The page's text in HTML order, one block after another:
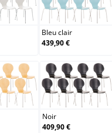
Blanc Bleu clair
Bleu clair
439,90 €
Nature Noir
Noir
409,90 €